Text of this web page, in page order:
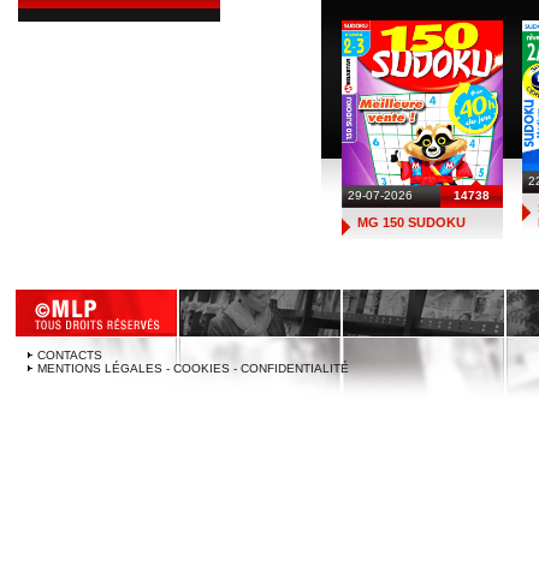
29-07-2026 14738
MG 150 SUDOKU
CONTACTS
MENTIONS LÉGALES - COOKIES - CONFIDENTIALITÉ